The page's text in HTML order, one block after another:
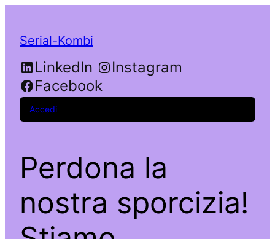
Serial-Kombi
LinkedIn
Instagram
Facebook
Accedi
Perdona la
nostra sporcizia!